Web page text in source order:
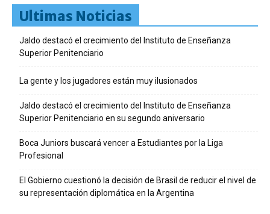
Ultimas Noticias
Jaldo destacó el crecimiento del Instituto de Enseñanza
Superior Penitenciario
La gente y los jugadores están muy ilusionados
Jaldo destacó el crecimiento del Instituto de Enseñanza
Superior Penitenciario en su segundo aniversario
Boca Juniors buscará vencer a Estudiantes por la Liga
Profesional
El Gobierno cuestionó la decisión de Brasil de reducir el nivel de
su representación diplomática en la Argentina